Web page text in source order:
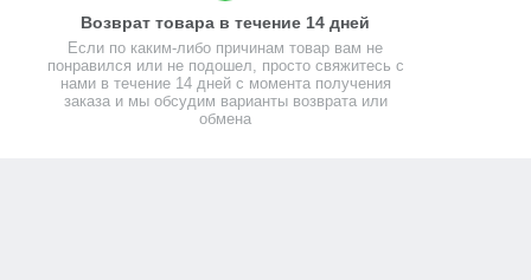
Возврат товара в течение 14 дней
Если по каким-либо причинам товар вам не
понравился или не подошел, просто свяжитесь с
нами в течение 14 дней с момента получения
заказа и мы обсудим варианты возврата или
обмена